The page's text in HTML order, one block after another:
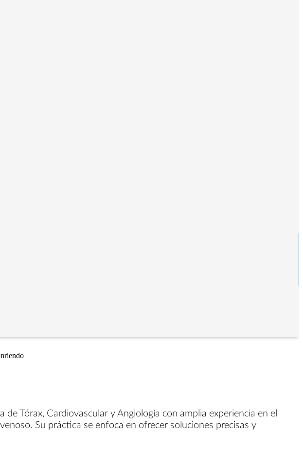
Tórax, Cardiovascular y Angiología con amplia experiencia en el
Su práctica se enfoca en ofrecer soluciones precisas y